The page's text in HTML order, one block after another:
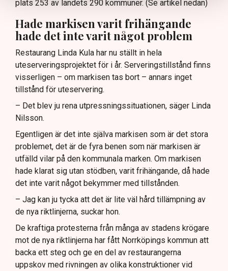
plats 253 av landets 290 kommuner. (Se artikel nedan)
Hade markisen varit frihängande
hade det inte varit något problem
Restaurang Linda Kula har nu ställt in hela
uteserveringsprojektet för i år. Serveringstillstånd finns
visserligen – om markisen tas bort – annars inget
tillstånd för uteservering.
– Det blev ju rena utpressningssituationen, säger Linda
Nilsson.
Egentligen är det inte själva markisen som är det stora
problemet, det är de fyra benen som när markisen är
utfälld vilar på den kommunala marken. Om markisen
hade klarat sig utan stödben, varit frihängande, då hade
det inte varit något bekymmer med tillstånden.
– Jag kan ju tycka att det är lite väl hård tillämpning av
de nya riktlinjerna, suckar hon.
De kraftiga protesterna från många av stadens krögare
mot de nya riktlinjerna har fått Norrköpings kommun att
backa ett steg och ge en del av restaurangerna
uppskov med rivningen av olika konstruktioner vid